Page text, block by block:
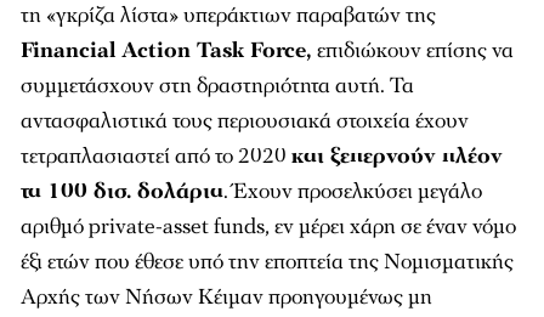
τη «γκρίζα λίστα» υπεράκτιων παραβατών της
Financial Action Task Force, επιδιώκουν επίσης να
συμμετάσχουν στη δραστηριότητα αυτή. Τα
αντασφαλιστικά τους περιουσιακά στοιχεία έχουν
τετραπλασιαστεί από το 2020 και ξεπερνούν πλέον
τα 100 δισ. δολάρια. Έχουν προσελκύσει μεγάλο
αριθμό private-asset funds, εν μέρει χάρη σε έναν νόμο
έξι ετών που έθεσε υπό την εποπτεία της Νομισματικής
Αρχής των Νήσων Κέιμαν προηγουμένως μη